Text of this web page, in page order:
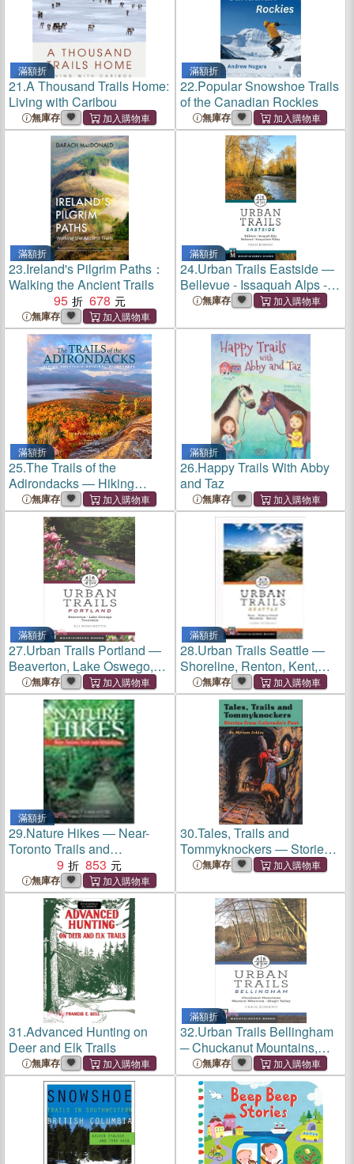
滿額折
21.A Thousand Trails Home:
Living with Caribou
無庫存
滿額折
22.Popular Snowshoe Trails
of the Canadian Rockies
無庫存
滿額折
23.Ireland's Pilgrim Paths：
Walking the Ancient Trails
95
678
無庫存
滿額折
24.Urban Trails Eastside ―
Bellevue - Issaquah Alps -
Redmond - Snoqualmie
無庫存
滿額折
25.The Trails of the
Adirondacks ― Hiking
America's Original
Wilderness
無庫存
滿額折
26.Happy Trails With Abby
and Taz
無庫存
滿額折
27.Urban Trails Portland ―
Beaverton, Lake Oswego,
Troutdale
無庫存
滿額折
28.Urban Trails Seattle ―
Shoreline, Renton, Kent,
Vashon Island
無庫存
滿額折
29.Nature Hikes ― Near-
Toronto Trails and
Adventures
9 853
無庫存
30.Tales, Trails and
Tommyknockers ― Stories
from Colorado's Past
無庫存
31.Advanced Hunting on
Deer and Elk Trails
無庫存
滿額折
32.Urban Trails Bellingham
─ Chuckanut Mountains,
Western Washington, Skagit
Valley
無庫存